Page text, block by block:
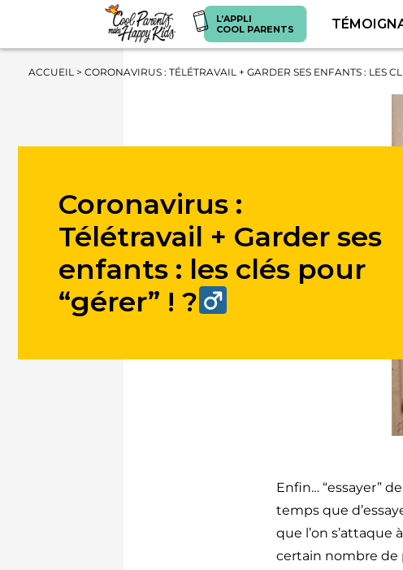
L’APPLI
COOL PARENTS
ACCUEIL> CORONAVIRUS : TÉLÉTRAVAIL + GARDER SES ENFANTS : LES
Coronavirus :
Télétravail + Garder ses
enfants : les clés pour
“gérer” ! ?‍
Enfin… “essayer”
temps que
que l’on
certain nombre de